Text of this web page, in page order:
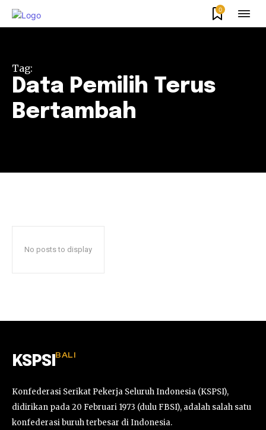
0
Tag:
Data Pemilih Terus
Bertambah
No posts to display
KSPSI BALI
Konfederasi Serikat Pekerja Seluruh Indonesia (KSPSI),
didirikan pada 20 Februari 1973 (dulu FBSI), adalah salah satu
konfederasi buruh terbesar di Indonesia.